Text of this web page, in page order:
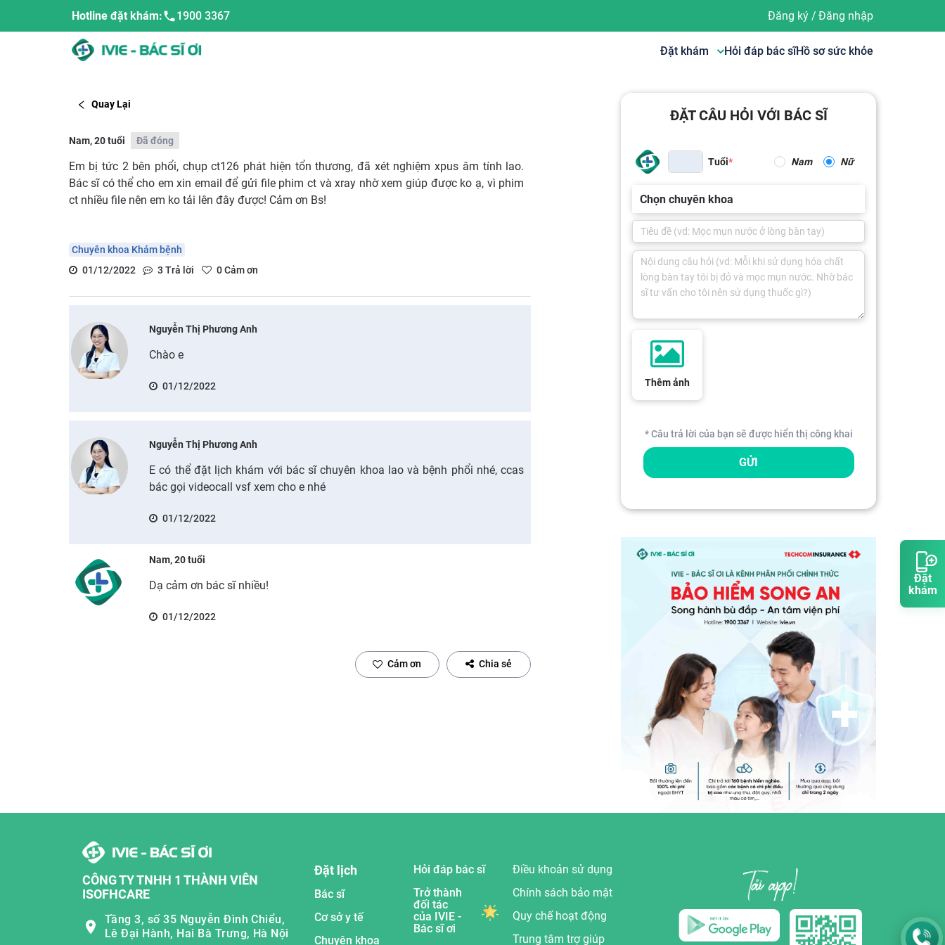
Đặt
khám
Hotline đặt khám: 1900 3367 Đăng ký/ Đăng nhập
Đặt khám Hỏi đáp bác sĩHồ sơ sức khỏe
Quay Lại
Nam, 20 tuổi Đã đóng
Em bị tức 2 bên phổi, chụp ct126 phát hiện tổn thương, đã xét nghiệm xpus âm tính lao.
Bác sĩ có thể cho em xin email để gửi file phim ct và xray nhờ xem giúp được ko ạ, vì phim
ct nhiều file nên em ko tải lên đây được! Cảm ơn Bs!
Chuyên khoa Khám bệnh
01/12/2022
3 Trả lời 0Cảm ơn
Nguyễn Thị Phương Anh
Chào e
01/12/2022
Nguyễn Thị Phương Anh
E có thể đặt lịch khám với bác sĩ chuyên khoa lao và bệnh phổi nhé, ccas
bác gọi videocall vsf xem cho e nhé
01/12/2022
Nam, 20 tuổi
Dạ cảm ơn bác sĩ nhiều!
01/12/2022
Cảm ơn Chia sẻ
ĐẶT CÂU HỎI VỚI BÁC SĨ
Tuổi Nam Nữ
Chọn chuyên khoa
Thêm ảnh
* Câu trả lời của bạn sẽ được hiển thị công khai
GỬI
CÔNG TY TNHH 1 THÀNH VIÊN
ISOFHCARE
Tầng 3, số 35 Nguyễn Đình Chiểu,
Lê Đại Hành, Hai Bà Trưng, Hà Nội
Đặt lịch
Bác sĩ
Cơ sở y tế
Chuyên khoa
Hỏi đáp bác sĩ
Trở thành
đối tác
của IVIE -
Bác sĩ ơi
Điều khoản sử dụng
Chính sách bảo mật
Quy chế hoạt động
Trung tâm trợ giúp